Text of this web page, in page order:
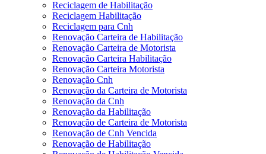
Reciclagem de Habilitação
Reciclagem Habilitação
Reciclagem para Cnh
Renovação Carteira de Habilitação
Renovação Carteira de Motorista
Renovação Carteira Habilitação
Renovação Carteira Motorista
Renovação Cnh
Renovação da Carteira de Motorista
Renovação da Cnh
Renovação da Habilitação
Renovação de Carteira de Motorista
Renovação de Cnh Vencida
Renovação de Habilitação